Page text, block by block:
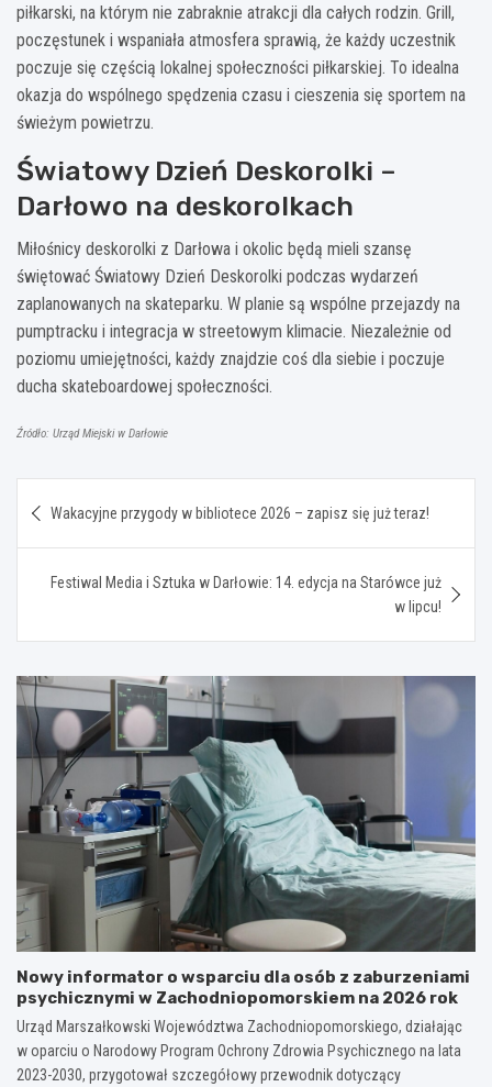
piłkarski, na którym nie zabraknie atrakcji dla całych rodzin. Grill,
poczęstunek i wspaniała atmosfera sprawią, że każdy uczestnik
poczuje się częścią lokalnej społeczności piłkarskiej. To idealna
okazja do wspólnego spędzenia czasu i cieszenia się sportem na
świeżym powietrzu.
Światowy Dzień Deskorolki –
Darłowo na deskorolkach
Miłośnicy deskorolki z Darłowa i okolic będą mieli szansę
świętować Światowy Dzień Deskorolki podczas wydarzeń
zaplanowanych na skateparku. W planie są wspólne przejazdy na
pumptracku i integracja w streetowym klimacie. Niezależnie od
poziomu umiejętności, każdy znajdzie coś dla siebie i poczuje
ducha skateboardowej społeczności.
Źródło: Urząd Miejski w Darłowie
wpisu
Wakacyjne przygody w bibliotece 2026 – zapisz się już teraz!
Festiwal Media i Sztuka w Darłowie: 14. edycja na Starówce już
w lipcu!
Nowy informator o wsparciu dla osób z zaburzeniami
psychicznymi w Zachodniopomorskiem na 2026 rok
Urząd Marszałkowski Województwa Zachodniopomorskiego, działając
w oparciu o Narodowy Program Ochrony Zdrowia Psychicznego na lata
2023-2030, przygotował szczegółowy przewodnik dotyczący